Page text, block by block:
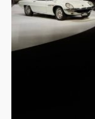
NEWSLETTER
SÍGUENOS